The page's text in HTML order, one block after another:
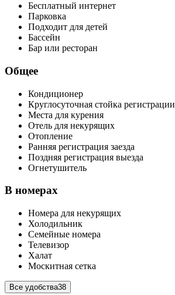
Бесплатный интернет
Парковка
Подходит для детей
Бассейн
Бар или ресторан
Общее
Кондиционер
Круглосуточная стойка регистрации
Места для курения
Отель для некурящих
Отопление
Ранняя регистрация заезда
Поздняя регистрация выезда
Огнетушитель
В номерах
Номера для некурящих
Холодильник
Семейные номера
Телевизор
Халат
Москитная сетка
Все удобства38